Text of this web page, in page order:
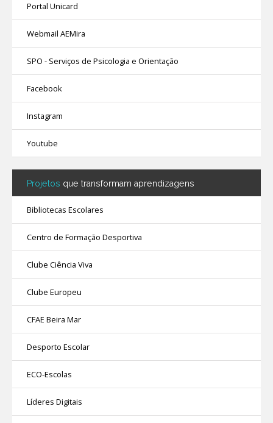
Portal Unicard
Webmail AEMira
SPO - Serviços de Psicologia e Orientação
Facebook
Instagram
Youtube
Projetos que transformam aprendizagens
Bibliotecas Escolares
Centro de Formação Desportiva
Clube Ciência Viva
Clube Europeu
CFAE Beira Mar
Desporto Escolar
ECO-Escolas
Líderes Digitais